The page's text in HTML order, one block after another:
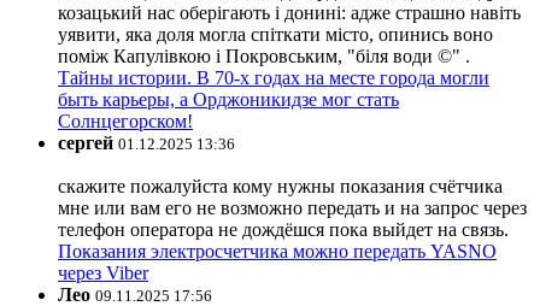
козацький нас оберігають і донині: адже страшно навіть
уявити, яка доля могла спіткати місто, опинись воно
поміж Капулівкою і Покровським, "біля води ©" .
Тайны истории. В 70-х годах на месте города могли
быть карьеры, а Орджоникидзе мог стать
Солнцегорском!
сергей 01.12.2025 13:36
скажите пожалуйста кому нужны показания счётчика
мне или вам его не возможно передать и на запрос через
телефон оператора не дождёшся пока выйдет на связь.
Показания электросчетчика можно передать YASNO
через Viber
Лео 09.11.2025 17:56